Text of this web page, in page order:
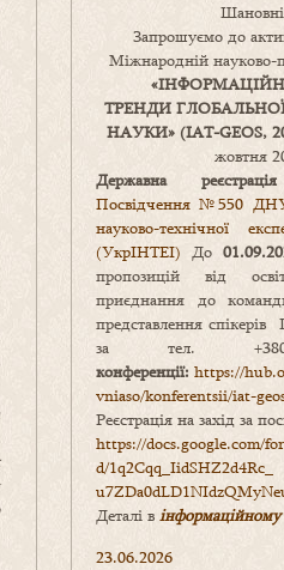
Запрошуємо до
Міжнародній науково-
«
ТРЕНДИ
НАУКИ» (IAT-GEOS,
жовтня
Державна
Посвідчення №550 ДНУ
науково-технічної
(УкрІНТЕІ) До
пропозицій від
приєднання до
представлення
за тел.
конференції: https://
vniaso/konferentsii/iat-
Реєстрація на захід за
https://docs.google.com/
d/1q2Cqq_IidSHZ2d4Rc_
Деталі в інформаційному
23.06.2026